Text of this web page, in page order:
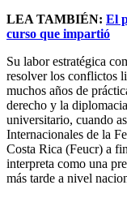
LEA TAMBIÉN: El
curso que impartió
Su labor estratégica
resolver los conflictos
muchos años de
derecho y la
universitario, cuando
Internacionales de la
Costa Rica (Feucr) a
interpreta como una
más tarde a nivel